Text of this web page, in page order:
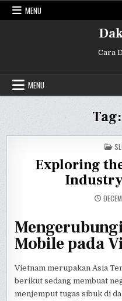
Skip
MENU
Cara
MENU
Tag:
IN
Exploring
Mobile pada
Vietnam merupakan Asia
berikut sedang membuat
menjemput tugas sibuk di